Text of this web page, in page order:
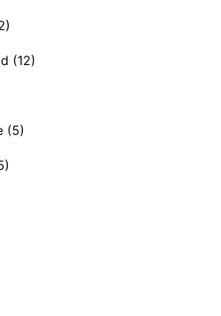
(12)
(5)